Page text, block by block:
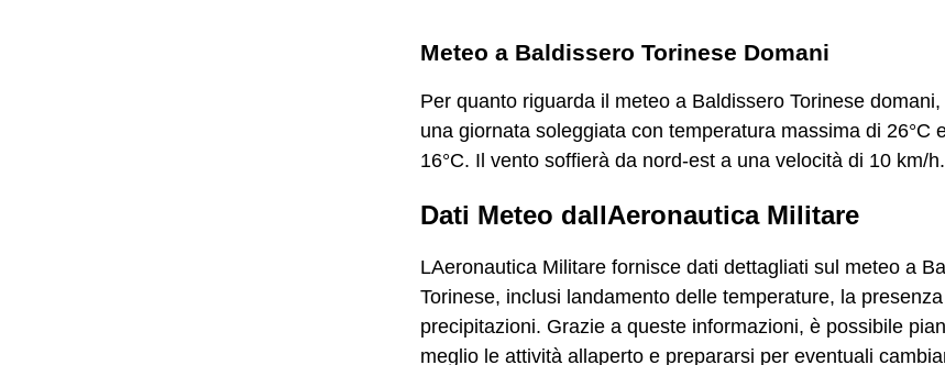
Meteo a Baldissero Torinese Domani
Per quanto riguarda il meteo a Baldissero Torinese
una giornata soleggiata con temperatura massima di 26°C
16°C. Il vento soffierà da nord-est a una velocità di 10 km/h.
Dati Meteo dallAeronautica Militare
LAeronautica Militare fornisce dati dettagliati sul meteo a
Torinese, inclusi landamento delle temperature, la
precipitazioni. Grazie a queste informazioni, è possibile
meglio le attività allaperto e prepararsi per eventuali